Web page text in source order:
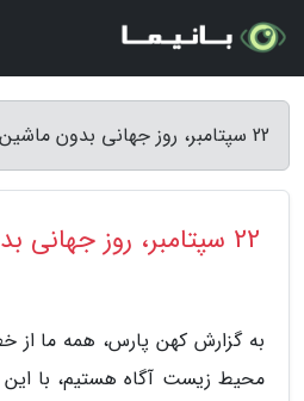
22 سپتامبر، روز جهانی بدون ماشین - کهن پارس
22 سپتامبر، روز جهانی بدون ماشین
به گزارش کهن پارس، همه ما از
محیط زیست آگاه هستیم، با